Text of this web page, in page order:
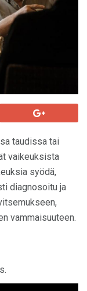
taudissa tai
vaikeuksista
syödä,
diagnosoitu ja
vammaisuuteen.